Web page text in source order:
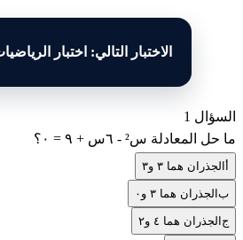
الاختبار التالي: اختبار
السؤال 1
ما حل المعادلة س² - ٦س + ٩ = ٠؟
الجذران هما ٣ و٣
بالجذران هما ٣ و٠
جالجذران هما ٤ و٢